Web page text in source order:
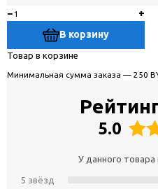
−
+
В корзину
Товар в корзине
Минимальная сумма заказа — 250
5.0
У данного
5 звёзд